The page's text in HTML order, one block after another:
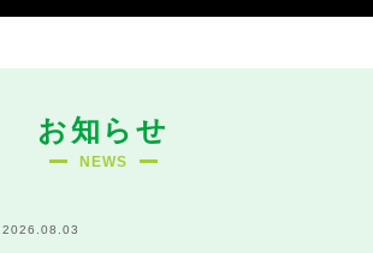
お知らせ
NEWS
2026.08.03